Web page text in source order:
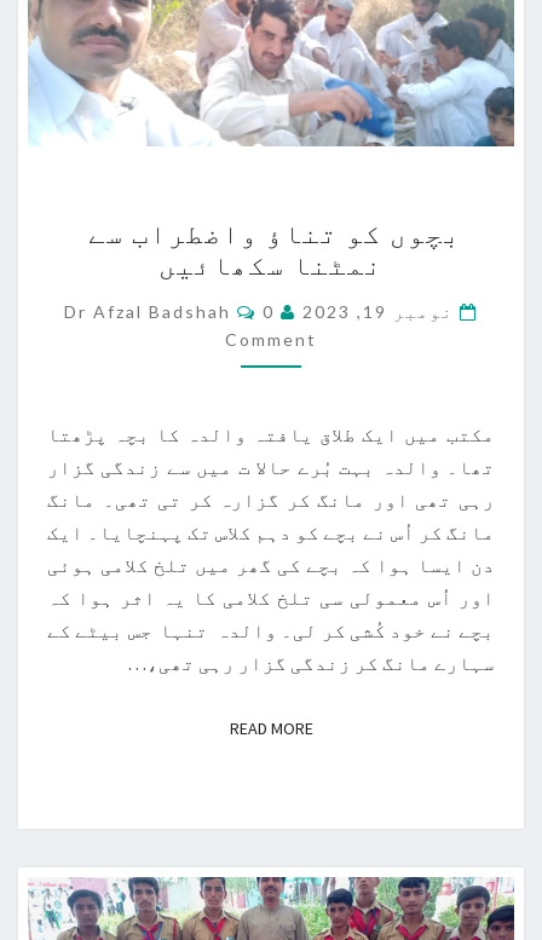
کو
تناؤ
واضطراب
سے
نمٹنا
بچوں کو تناؤ واضطراب سے
نمٹنا سکھائیں
نومبر 19, 2023 Dr Afzal Badshah
Comments 0
Comment
مکتب میں ایک طلاق یافتہ والدہ کا بچہ پڑھتا
تھا۔ والدہ بہت بُرے حالا ت میں سے زندگی گزار
رہی تھی اور مانگ کر گزارہ کر تی تھی۔ مانگ
مانگ کر اُس نے بچے کو دہم کلاس تک پہنچایا۔ ایک
دن ایسا ہوا کہ بچے کی گھر میں تلخ کلامی ہوئی
اور اُس معمولی سی تلخ کلامی کا یہ اثر ہوا کہ
بچے نے خود کُشی کر لی۔ والدہ تنہا جس بیٹے کے
سہارے مانگ کر زندگی گزار رہی تھی،…
READ MORE
READ MORE